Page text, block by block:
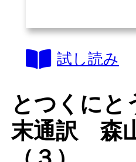
試し読み
とつくに
末通訳 森